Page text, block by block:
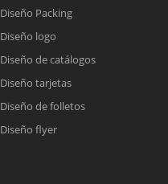
Diseño Packing
Diseño logo
Diseño de catálogos
Diseño tarjetas
Diseño de folletos
Diseño flyer